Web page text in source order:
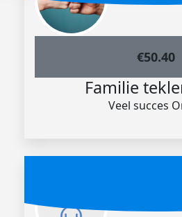
€50.40
Familie
Veel succes